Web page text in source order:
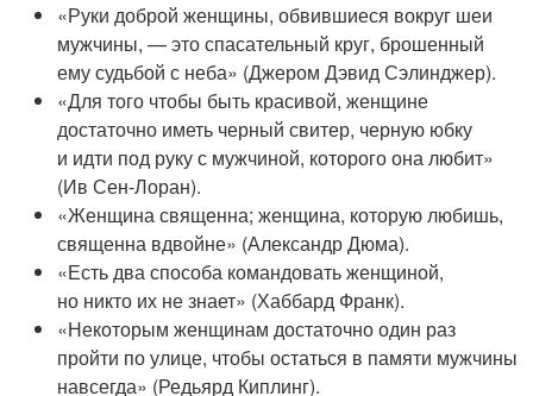
«Руки доброй женщины, обвившиеся вокруг шеи
мужчины, — это спасательный круг, брошенный
ему судьбой с неба» (Джером Дэвид Сэлинджер).
«Для того чтобы быть красивой, женщине
достаточно иметь черный свитер, черную юбку
и идти под руку с мужчиной, которого она любит»
(Ив Сен-Лоран).
«Женщина священна; женщина, которую любишь,
священна вдвойне» (Александр Дюма).
«Есть два способа командовать женщиной,
но никто их не знает» (Хаббард Франк).
«Некоторым женщинам достаточно один раз
пройти по улице, чтобы остаться в памяти мужчины
навсегда» (Редьярд Киплинг).